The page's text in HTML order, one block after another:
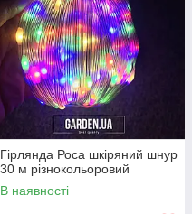
Гірлянда Роса шкіряний шнур
30 м різнокольоровий
В наявності